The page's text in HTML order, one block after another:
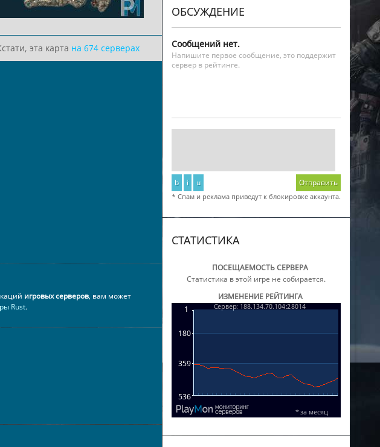
эта карта на 674 серверах
игровых серверов, вам может
Rust.
ОБСУЖДЕНИЕ
Сообщений нет.
Напишите первое сообщение, это поддержит
сервер в рейтинге.
b i u Отправить
* Спам и реклама приведут к блокировке аккаунта.
СТАТИСТИКА
ПОСЕЩАЕМОСТЬ СЕРВЕРА
Статистика в этой игре не собирается.
ИЗМЕНЕНИЕ РЕЙТИНГА